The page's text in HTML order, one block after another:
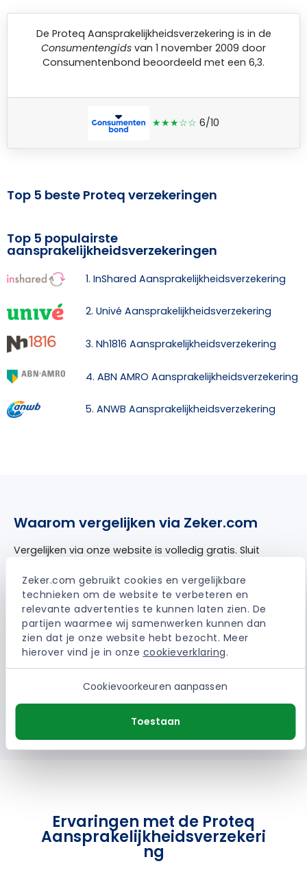
Zeker.com gebruikt cookies en vergelijkbare
technieken om de website te verbeteren en
relevante advertenties te kunnen laten zien. De
partijen waarmee wij samenwerken kunnen dan
zien dat je onze website hebt bezocht. Meer
hierover vind je in onze cookieverklaring.
Cookievoorkeuren aanpassen
Toestaan
De Proteq Aansprakelijkheidsverzekering is in de
Consumentengids van 1 november 2009 door
Consumentenbond beoordeeld met een 6,3.
★★★☆☆ 6/10
Top 5 beste Proteq verzekeringen
Top 5 populairste
aansprakelijkheidsverzekeringen
1. InShared Aansprakelijkheidsverzekering
2. Univé Aansprakelijkheidsverzekering
3. Nh1816 Aansprakelijkheidsverzekering
4. ABN AMRO Aansprakelijkheidsverzekering
5. ANWB Aansprakelijkheidsverzekering
Waarom vergelijken via Zeker.com
Vergelijken via onze website is volledig gratis. Sluit
dan ontvangen wij een vergoeding van de
aanbieder. Jij betaalt daardoor niet extra. Dit is
altijd een vaste vergoeding waardoor het 100%
onafhankelijk blijft.
Sinds 2002 helpen wij mensen dagelijks met het
besparen op de vaste lasten. Het is onze missie
om voor iedereen de beste deals te verzamelen
waardoor bespaard of verbeterd kan worden.
Ervaringen met de Proteq
Aansprakelijkheidsverzekeri
ng